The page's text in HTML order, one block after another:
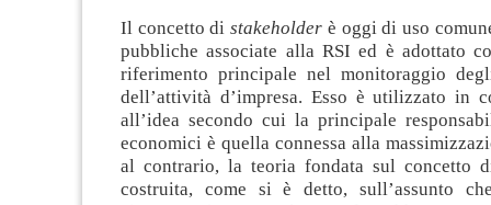
Il concetto distakeholder è oggi di uso
pubbliche associate alla RSI ed è adottato
riferimento principale nel monitoraggio
dell’attività d’impresa. Esso è utilizzato in
all’idea secondo cui la principale
economici è quella connessa alla
al contrario, la teoria fondata sul concetto
costruita, come si è detto, sull’assunto